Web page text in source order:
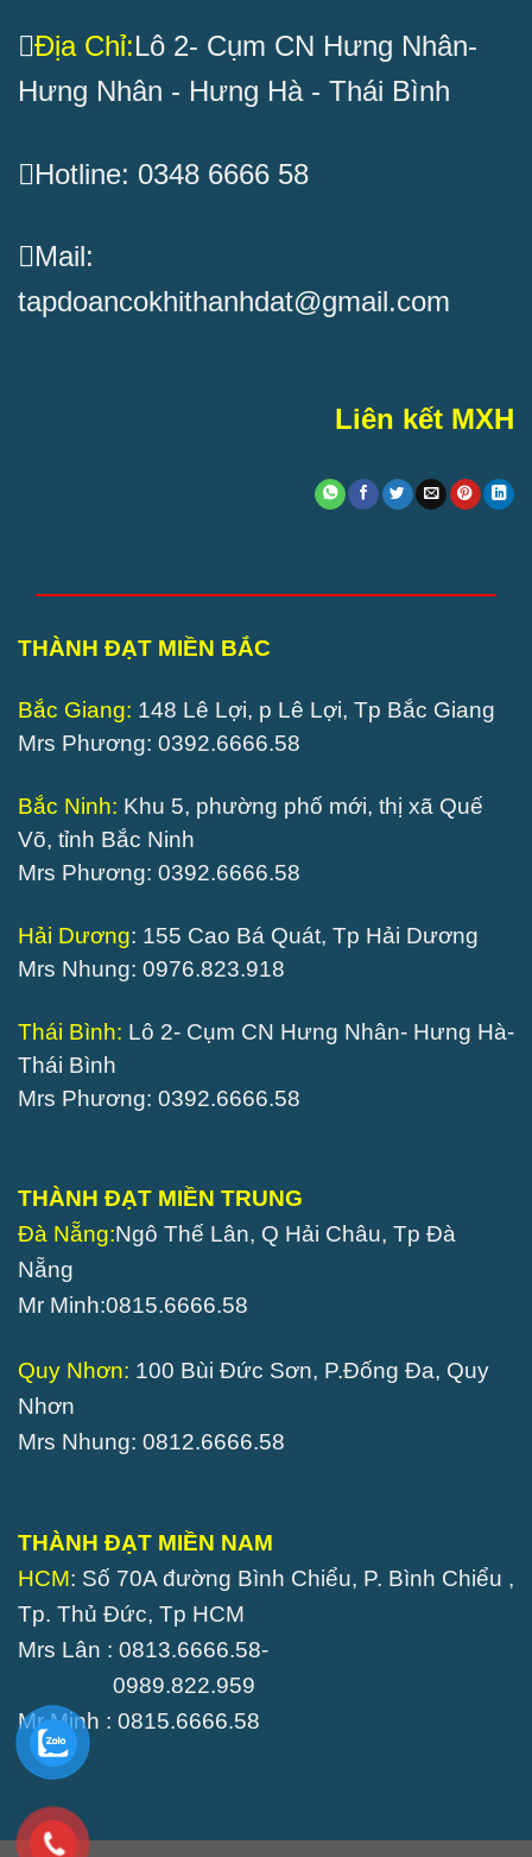
Địa Chỉ:Lô 2- Cụm CN Hưng Nhân-
Hưng Nhân - Hưng Hà - Thái Bình
Hotline: 0348 6666 58
Mail:
tapdoancokhithanhdat@gmail.com
Liên kết MXH
THÀNH ĐẠT MIỀN BẮC
Bắc Giang: 148 Lê Lợi, p Lê Lợi, Tp Bắc Giang
Mrs Phương: 0392.6666.58
Bắc Ninh: Khu 5, phường phố mới, thị xã Quế
Võ, tỉnh Bắc Ninh
Mrs Phương: 0392.6666.58
Hải Dương: 155 Cao Bá Quát, Tp Hải Dương
Mrs Nhung: 0976.823.918
Thái Bình: Lô 2- Cụm CN Hưng Nhân- Hưng Hà-
Thái Bình
Mrs Phương: 0392.6666.58
THÀNH ĐẠT MIỀN TRUNG
Đà Nẵng:Ngô Thế Lân, Q Hải Châu, Tp Đà
Nẵng
Mr Minh:0815.6666.58
Quy Nhơn: 100 Bùi Đức Sơn, P.Đống Đa, Quy
Nhơn
Mrs Nhung: 0812.6666.58
THÀNH ĐẠT MIỀN NAM
HCM: Số 70A đường Bình Chiểu, P. Bình Chiểu ,
Tp. Thủ Đức, Tp HCM
Mrs Lân : 0813.6666.58-
0989.822.959
Mr Minh : 0815.6666.58